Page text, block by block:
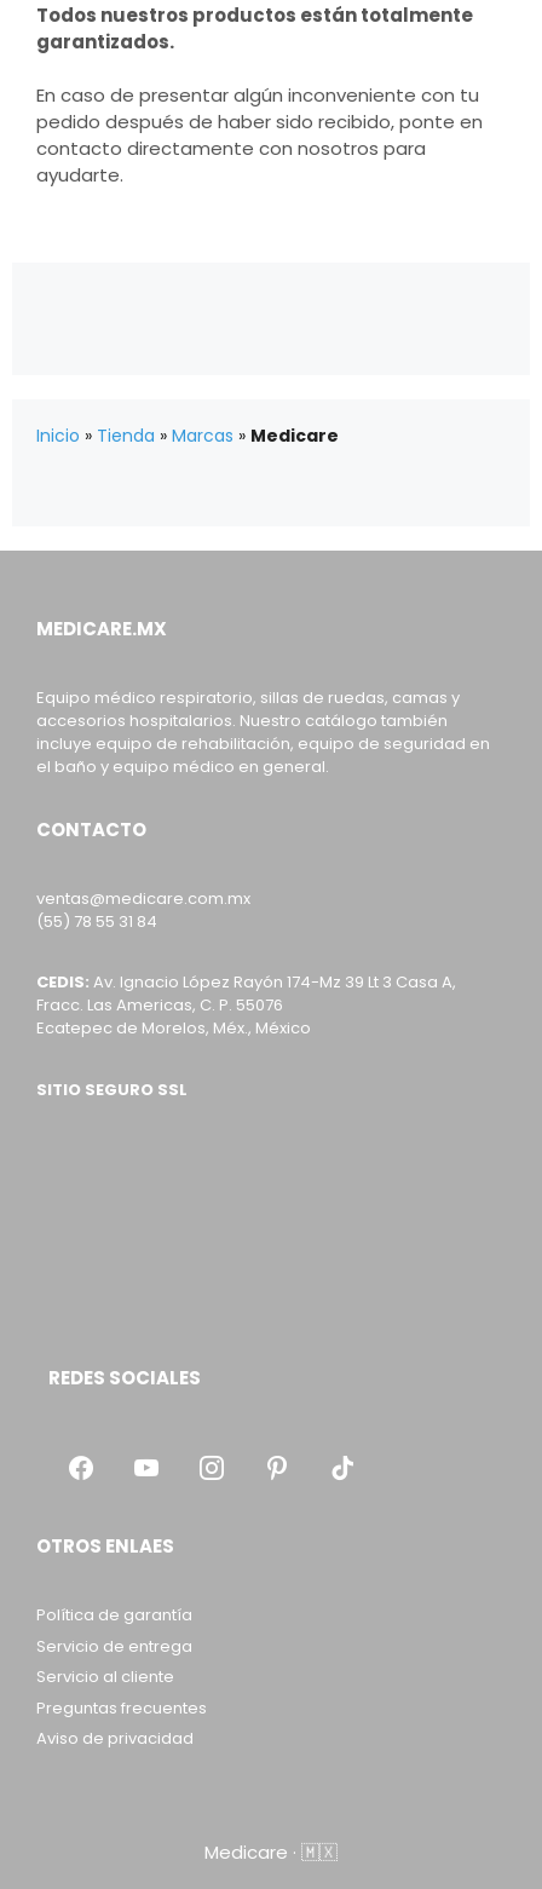
Todos nuestros productos están totalmente
garantizados.
En caso de presentar algún inconveniente con tu
pedido después de haber sido recibido, ponte en
contacto directamente con nosotros para
ayudarte.
Inicio » Tienda » Marcas » Medicare
MEDICARE.MX
Equipo médico respiratorio, sillas de ruedas, camas y
accesorios hospitalarios. Nuestro catálogo también
incluye equipo de rehabilitación, equipo de seguridad en
el baño y equipo médico en general.
CONTACTO
ventas@medicare.com.mx
(55) 78 55 31 84
CEDIS: Av. Ignacio López Rayón 174-Mz 39 Lt 3 Casa A,
Fracc. Las Americas, C. P. 55076
Ecatepec de Morelos, Méx., México
SITIO SEGURO SSL
REDES SOCIALES
OTROS ENLAES
Política de garantía
Servicio de entrega
Servicio al cliente
Preguntas frecuentes
Aviso de privacidad
Medicare · 🇲🇽